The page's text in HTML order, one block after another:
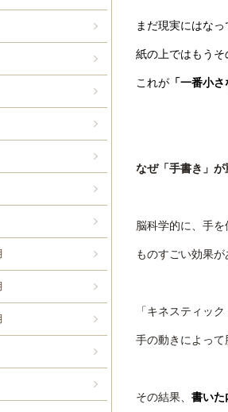
まだ現実にはな
紙の上ではもうそ
これが 「一番小
なぜ「手書き」が
脳科学的に、手を
ものすごい効果が
「キネスティッ
手の動きによって
その結果、 書いた